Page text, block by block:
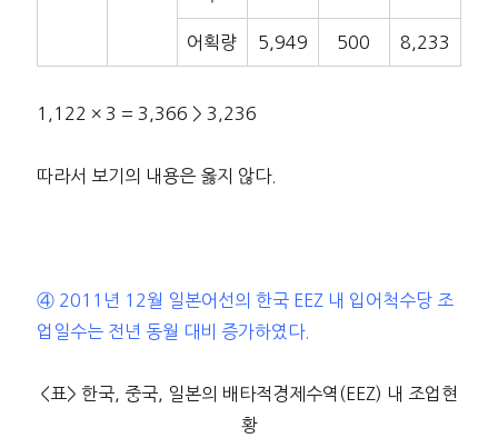
어획량 5,949 500 8,233
1,122 × 3 = 3,366 > 3,236
따라서 보기의 내용은 옳지 않다.
④ 2011년 12월 일본어선의 한국 EEZ 내 입어척수당 조
업일수는 전년 동월 대비 증가하였다.
<표> 한국, 중국, 일본의 배타적경제수역(EEZ) 내 조업현
황